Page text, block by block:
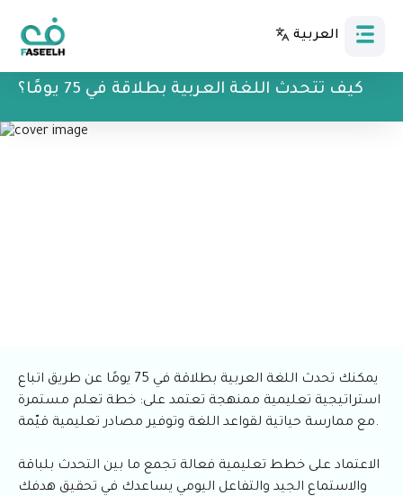
العربية
كيف تتحدث اللغة العربية بطلاقة في 75 يومًا؟
يمكنك تحدث اللغة العربية بطلاقة في 75 يومًا عن طريق اتباع
استراتيجية تعليمية ممنهجة تعتمد على: خطة تعلم مستمرة
مع ممارسة حياتية لقواعد اللغة وتوفير مصادر تعليمية قيّمة.
الاعتماد على خطط تعليمية فعالة تجمع ما بين التحدث بلباقة
والاستماع الجيد والتفاعل اليومي يساعدك في تحقيق هدفك